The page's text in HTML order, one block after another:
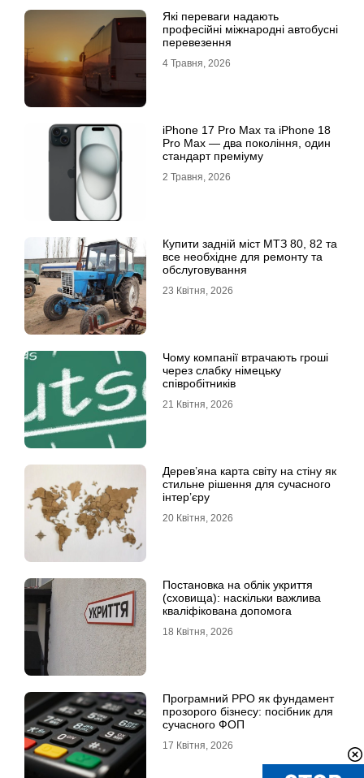
Які переваги надають
професійні міжнародні автобусні
перевезення
4 Травня, 2026
iРhone 17 Рro Мax та iРhone 18
Рro Мax — два покоління, один
стандарт преміуму
2 Травня, 2026
Купити задній міст МТЗ 80, 82 та
все необхідне для ремонту та
обслуговування
23 Квітня, 2026
Чому компанії втрачають гроші
через слабку німецьку
співробітників
21 Квітня, 2026
Дерев’яна карта світу на стіну як
стильне рішення для сучасного
інтер’єру
20 Квітня, 2026
Постановка на облік укриття
(сховища): наскільки важлива
кваліфікована допомога
18 Квітня, 2026
Програмний РРО як фундамент
прозорого бізнесу: посібник для
сучасного ФОП
17 Квітня, 2026